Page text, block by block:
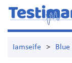
Iamseife >